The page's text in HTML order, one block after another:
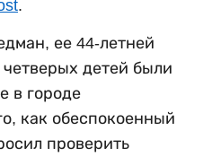
.
ее 44-летней
детей были
в городе
как обеспокоенный
проверить